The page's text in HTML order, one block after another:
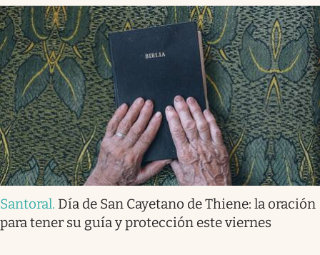
Santoral. Día de San Cayetano de Thiene: la oración
para tener su guía y protección este viernes